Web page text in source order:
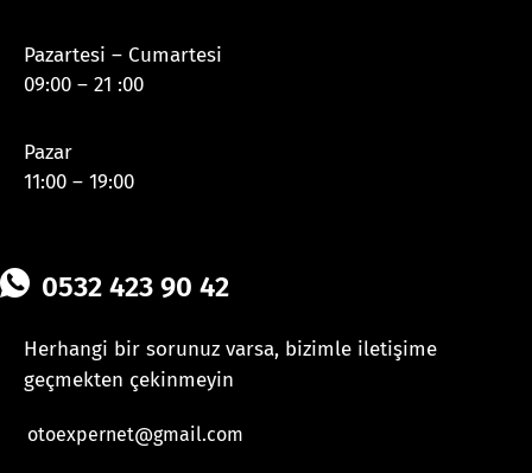
Pazartesi – Cumartesi
09:00 – 21 :00
Pazar
11:00 – 19:00
0532 423 90 42
Herhangi bir sorunuz varsa, bizimle iletişime
geçmekten çekinmeyin
otoexpernet@gmail.com